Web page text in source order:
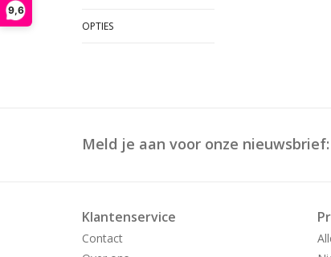
9,6
OPTIES
Meld je aan voor onze nieuwsbrief:
Klantenservice
Contact